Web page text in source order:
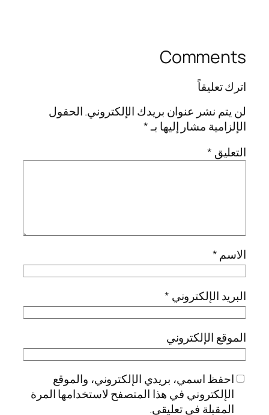
Comments
اترك تعليقاً
لن يتم نشر عنوان بريدك الإلكتروني.الحقول
الإلزامية مشار إليها بـ*
التعليق *
الاسم*
البريد الإلكتروني *
الموقع الإلكتروني
احفظ اسمي، بريدي الإلكتروني، والموقع
الإلكتروني في هذا المتصفح لاستخدامها المرة
المقبلة في تعليقي.